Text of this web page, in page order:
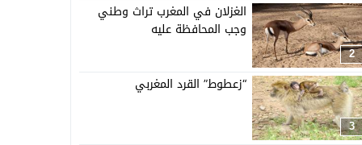
2
الغزلان في المغرب تراث وطني
وجب المحافظة عليه
3
“زعطوط” القرد المغربي